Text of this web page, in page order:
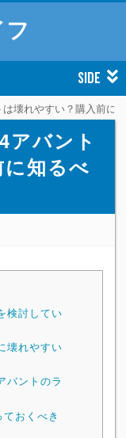
SIDE
は壊れやすい？購入前に
アバント
知るべ
検討してい
壊れやすい
バントのラ
おくべき